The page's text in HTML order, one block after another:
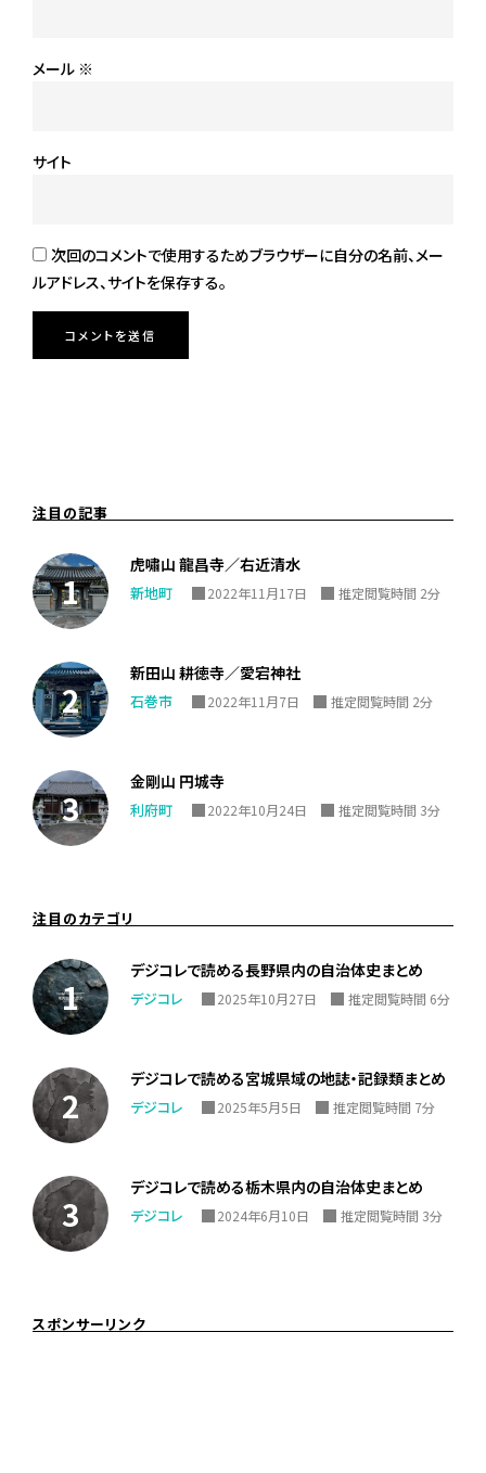
メール ※
サイト
次回のコメントで使用するためブラウザーに自分の名前、メー
ルアドレス、サイトを保存する。
注目の記事
虎嘯山 龍昌寺／右近清水
新地町 2022年11月17日 推定閲覧時間 2分
新田山 耕徳寺／愛宕神社
石巻市 2022年11月7日 推定閲覧時間 2分
金剛山 円城寺
利府町 2022年10月24日 推定閲覧時間 3分
注目のカテゴリ
デジコレで読める長野県内の自治体史まとめ
デジコレ 2025年10月27日 推定閲覧時間 6分
デジコレで読める宮城県域の地誌・記録類まとめ
デジコレ 2025年5月5日 推定閲覧時間 7分
デジコレで読める栃木県内の自治体史まとめ
デジコレ 2024年6月10日 推定閲覧時間 3分
スポンサーリンク